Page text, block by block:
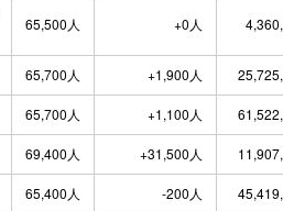
65,500人 +0人
65,700人 +1,900人
65,700人 +1,100人
69,400人 +31,500人
65,400人 -200人